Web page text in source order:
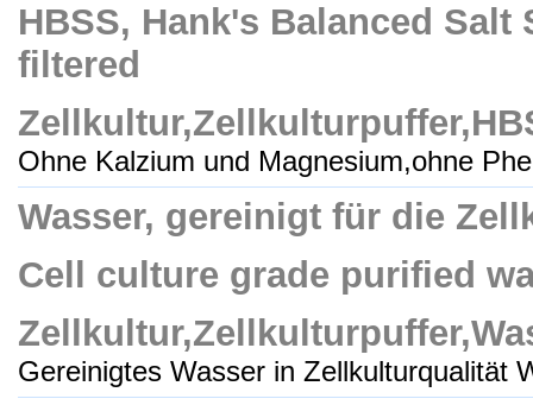
HBSS, Hank's Balanced
filtered
Ohne Kalzium und Magnesium,ohne
Wasser, gereinigt für die
Cell culture grade purified
Gereinigtes Wasser in Zellkulturqualität